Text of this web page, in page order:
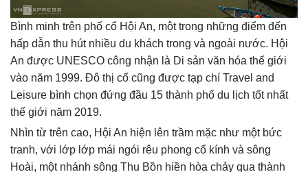
Bình minh trên phố cổ Hội An, một trong những điểm đến
hấp dẫn thu hút nhiều du khách trong và ngoài nước. Hội
An được UNESCO công nhận là Di sản văn hóa thế giới
vào năm 1999. Đô thị cổ cũng được tạp chí Travel and
Leisure bình chọn đứng đầu 15 thành phố du lịch tốt nhất
thế giới năm 2019.
Nhìn từ trên cao, Hội An hiện lên trầm mặc như một bức
tranh, với lớp lớp mái ngói rêu phong cổ kính và sông
Hoài, một nhánh sông Thu Bồn hiền hòa chảy qua thành